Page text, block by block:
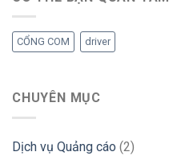
CỔNG COM driver
CHUYÊN MỤC
Dịch vụ Quảng cáo (2)